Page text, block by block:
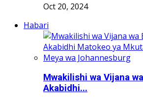
Oct 20, 2024
Habari
Mwakilishi wa Vijana
Akabidhi...